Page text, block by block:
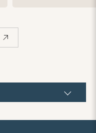
を作成していただい
く思います。この度は